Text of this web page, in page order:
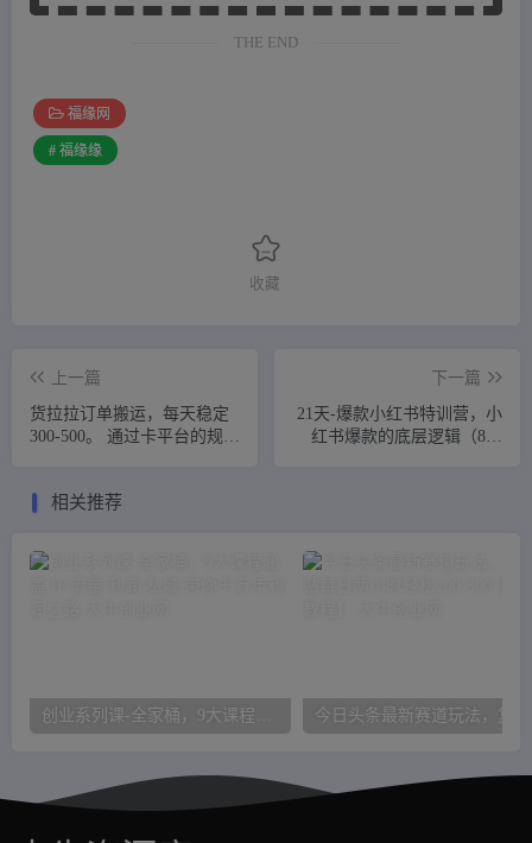
THE END
福缘网
# 福缘缘
收藏
上一篇
货拉拉订单搬运，每天稳定
300-500。 通过卡平台的规则
下一篇
21天-爆款小红书特训营，小
红书爆款的底层逻辑（8节
相关推荐